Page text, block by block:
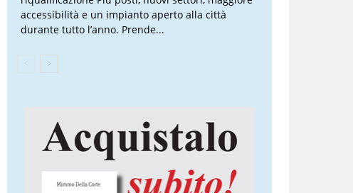
accessibilità e un impianto aperto alla città
durante tutto l’anno. Prende...